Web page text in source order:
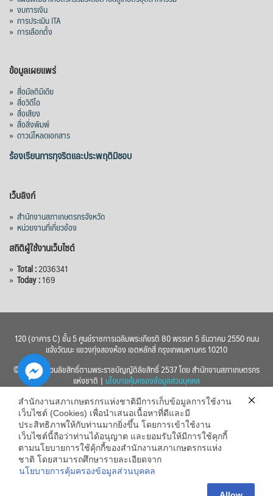
» งบการเงิน
» การประเมิน ITA
» การเลือกตั้ง
ข้อมูลเผยแพร่
» สื่อมัลติมีเดีย
» สื่อวิดีโอ
» สื่อเสียง
» สื่อสิ่งพิมพ์
» ดาวน์โหลดเอกสาร
ร้องเรียนการทุจริตและประพฤติมิชอบ
เว็บลิงก์
» สำนักงานสภาเกษตรกรจังหวัด
» หน่วยงานที่เกี่ยวข้อง
สถิติผู้ใช้งานเว็บไซต์
» Total :2036341
» Today :169
120 (อาคาร C) ชั้น 5 ศูนย์ราชการเฉลิมพระเกียรติ 80 พรรษา 5 ธันวาคม 2550 ถนน
แจ้งวัฒนะ แขวงทุ่งสองห้อง เขตหลักสี่ กรุงเทพมหานคร 10210
© 2560 สงวนลิขสิทธิ์ตามพระราชบัญญัติลิขสิทธิ์ 2537 โดย สำนักงานสภาเกษตรกร
แห่งชาติ | นโยบายคุ้มครองข้อมูลส่วนบุคคล
สำนักงานสภาเกษตรกรแห่งชาติมีการเก็บข้อมูลการใช้งาน
เว็บไซต์ (Cookies) เพื่อนำเสนอเนื้อหาที่ดีและมี
ประสิทธิภาพให้กับท่านมากยิ่งขึ้น โดยการเข้าใช้งาน
เว็บไซต์นี้ถือว่าท่านได้อนุญาต และยอมรับให้มีการใช้คุกกี้
ตามนโยบายการใช้คุ้กกี้ของสำนักงานสภาเกษตรกรแห่ง
ชาติ โดยสามารถศึกษารายละเอียดจาก
นโยบายการคุ้มครองข้อมูลส่วนบุคคล
Hide
chaty